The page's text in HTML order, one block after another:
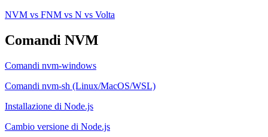
NVM vs FNM vs N vs Volta
Comandi NVM
Comandi nvm-windows
Comandi nvm-sh (Linux/MacOS/WSL)
Installazione di Node.js
Cambio versione di Node.js